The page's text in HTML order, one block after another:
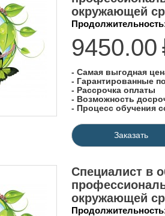
окружающей
9450.00
- Самая выгодная
- Гарантированные
- Рассрочка оплаты
- Возможность
- Процесс обучения
Заказать
Специалист в
окружающей